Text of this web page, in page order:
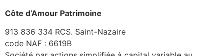
Côte d’Amour Patrimoine
913 836 334 RCS. Saint-Nazaire
code NAF : 6619B